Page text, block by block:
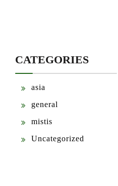
CATEGORIES
asia
general
mistis
Uncategorized